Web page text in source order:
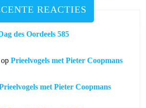
REACTIES
des Oordeels 585
op Prieelvogels met Pieter Coopmans
met Pieter Coopmans